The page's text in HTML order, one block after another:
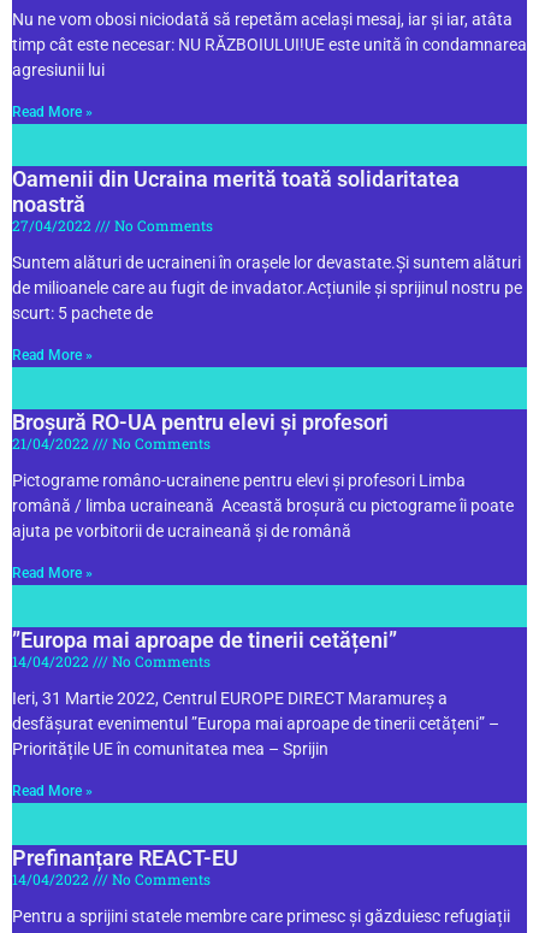
Nu ne vom obosi niciodată să repetăm același mesaj, iar și iar, atâta
timp cât este necesar: NU RĂZBOIULUI!UE este unită în condamnarea
agresiunii lui
Read More »
Oamenii din Ucraina merită toată solidaritatea
noastră
27/04/2022
No Comments
Suntem alături de ucraineni în orașele lor devastate.Și suntem alături
de milioanele care au fugit de invadator.Acțiunile și sprijinul nostru pe
scurt: 5 pachete de
Read More »
Broșură RO-UA pentru elevi și profesori
21/04/2022
No Comments
Pictograme româno-ucrainene pentru elevi și profesori Limba
română / limba ucraineană Această broșură cu pictograme îi poate
ajuta pe vorbitorii de ucraineană și de română
Read More »
”Europa mai aproape de tinerii cetățeni”
14/04/2022
No Comments
Ieri, 31 Martie 2022, Centrul EUROPE DIRECT Maramureș a
desfășurat evenimentul ”Europa mai aproape de tinerii cetățeni” –
Prioritățile UE în comunitatea mea – Sprijin
Read More »
Prefinanțare REACT-EU
14/04/2022
No Comments
Pentru a sprijini statele membre care primesc și găzduiesc refugiații